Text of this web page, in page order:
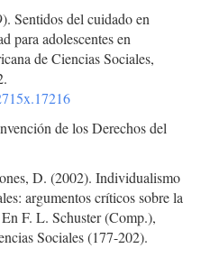
Sentidos del cuidado en
para adolescentes en
de Ciencias Sociales,
de los Derechos del
D. (2002). Individualismo
argumentos críticos sobre la
F. L. Schuster (Comp.),
Sociales (177-202).